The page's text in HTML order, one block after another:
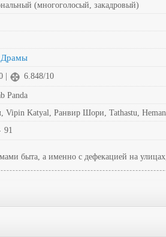
(многоголосый, закадровый)
Драмы
| 6.848/10
Panda
Vipin Katyal, Ранвир Шори, Tathastu,
91
быта, а именно с дефекацией на